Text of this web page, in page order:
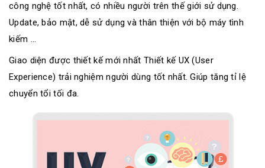
công nghệ tốt nhất, có nhiều người trên thế giới sử dụng.
Update, bảo mật, dễ sử dụng và thân thiện với bộ máy tình
kiếm ...
Giao diện được thiết kế mới nhất Thiết kế UX (User
Experience) trải nghiệm người dùng tốt nhất. Giúp tăng tỉ lệ
chuyển tổi tối đa.